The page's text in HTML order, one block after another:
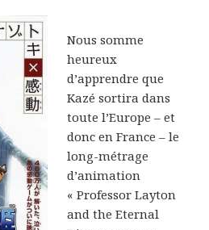
Nous somme
heureux
d’apprendre que
Kazé sortira dans
toute l’Europe – et
donc en France – le
long-métrage
d’animation
« Professor Layton
and the Eternal